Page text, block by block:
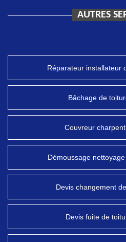
AUTRES
Réparateur installateur
Bâchage de
Couvreur
Démoussage
Devis changement
Devis fuite de